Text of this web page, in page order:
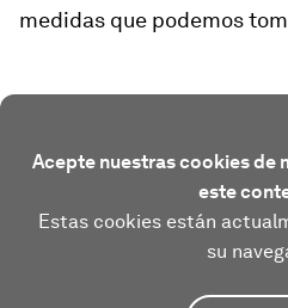
medidas que podemos
Acepte nuestras cookies de
este
Estas cookies están
su